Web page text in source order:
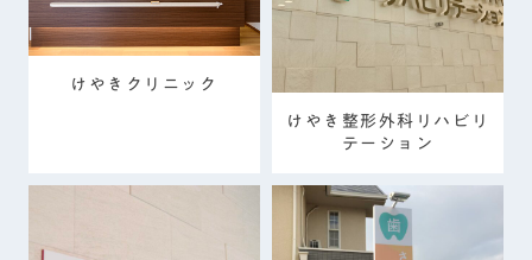
けやきクリニック
けやき整形外科リハビリ
テーション